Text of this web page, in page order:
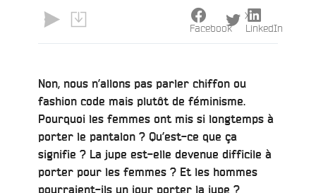
Non, nous n’allons pas parler chiffon ou
fashion code mais plutôt de féminisme.
Pourquoi les femmes ont mis si longtemps à
porter le pantalon ? Qu’est-ce que ça
signifie ? La jupe est-elle devenue difficile à
porter pour les femmes ? Et les hommes
pourraient-ils un jour porter la jupe ?
Facebook
X
LinkedIn